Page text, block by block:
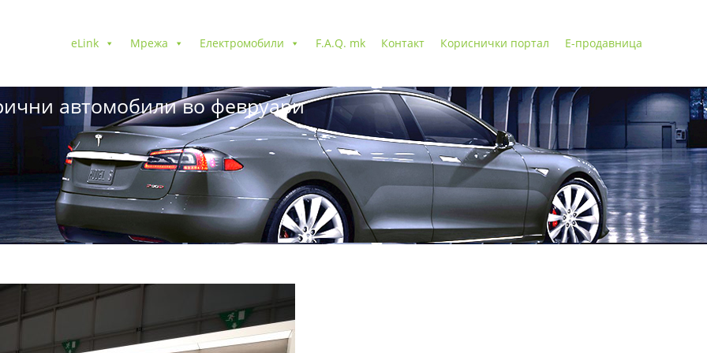
eLink Мрежа Електромобили F.A.Q. mk Контакт Кориснички портал Е-продавница
автомобили во февруари